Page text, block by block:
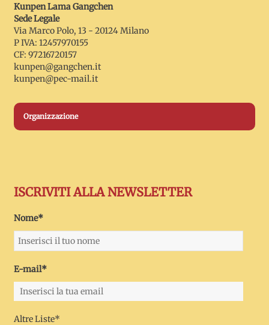
Kunpen Lama Gangchen
Sede Legale
Via Marco Polo, 13 - 20124 Milano
P IVA: 12457970155
CF: 97216720157
kunpen@gangchen.it
kunpen@pec-mail.it
Organizzazione
ISCRIVITI ALLA NEWSLETTER
Nome*
E-mail*
Altre Liste*